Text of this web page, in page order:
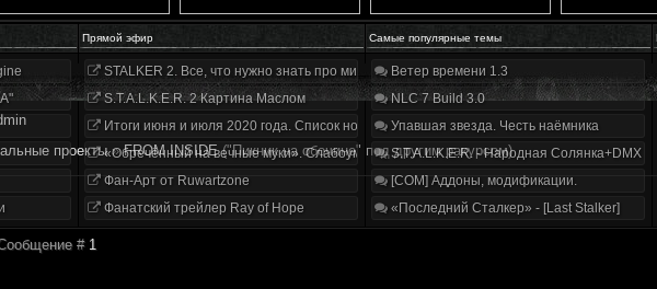
Прямой эфир Самые популярные темы
STALKER 2. Все, что нужно знать про мир, геймплей и сюжет | Разбор трейлера
S.T.A.L.K.E.R. 2 Картина Маслом
Итоги июня и июля 2020 года. Список нововведений
«Обречённый на вечные муки». Слабоумие и отвага
Фан-Арт от Ruwartzone
Фанатский трейлер Ray of Hope
Ветер времени 1.3
NLC 7 Build 3.0
Упавшая звезда. Честь наёмника
S.T.A.L.K.E.R. - Народная Солянка+DMX
[COM] Аддоны, модификации.
«Последний Сталкер» - [Last Stalker]
проекты » FROM INSIDE ("Пикник на обочине" под другим ракурсом)
# 1